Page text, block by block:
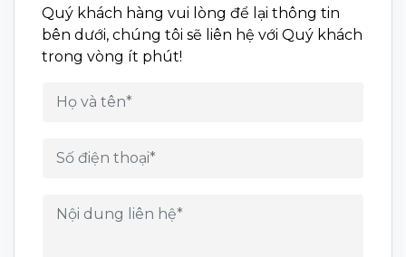
Quý khách hàng vui lòng để lại thông tin
bên dưới, chúng tôi sẽ liên hệ với Quý khách
trong vòng ít phút!